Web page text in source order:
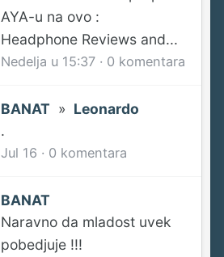
AYA-u na ovo :
Headphone Reviews and...
Nedelja u 15:37 · 0 komentara
BANAT » Leonardo
.
Jul 16 · 0 komentara
BANAT
Naravno da mladost uvek
pobedjuje !!!